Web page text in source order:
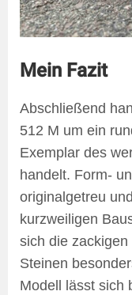
Mein Fazit
Abschließend
512 M um ein
Exemplar des
handelt. Form-
originalgetreu
kurzweiligen
sich die
Steinen
Modell lässt sich